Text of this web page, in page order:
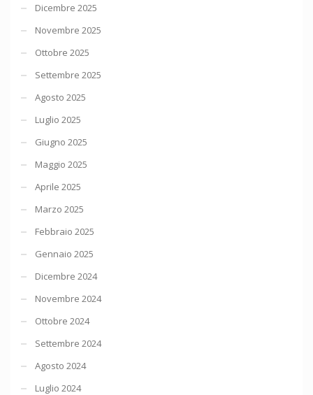
Dicembre 2025
Novembre 2025
Ottobre 2025
Settembre 2025
Agosto 2025
Luglio 2025
Giugno 2025
Maggio 2025
Aprile 2025
Marzo 2025
Febbraio 2025
Gennaio 2025
Dicembre 2024
Novembre 2024
Ottobre 2024
Settembre 2024
Agosto 2024
Luglio 2024